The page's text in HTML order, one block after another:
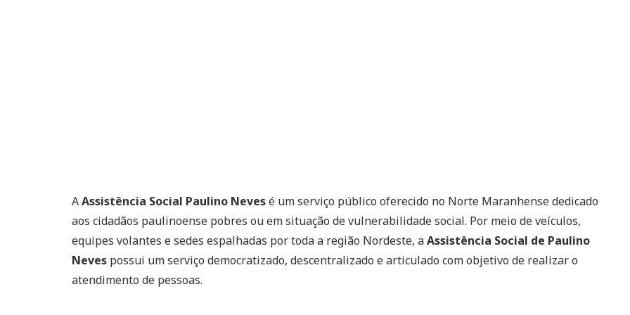
AAssistência Social Paulino Nevesé um serviço público oferecido no Norte Maranhense dedicado
aos cidadãos paulinoense pobres ou em situação de vulnerabilidade social. Por meio de veículos,
equipes volantes e sedes espalhadas por toda a região Nordeste, aAssistência Social de Paulino
Neves possui um serviço democratizado, descentralizado e articulado com objetivo de realizar o
atendimento de pessoas.